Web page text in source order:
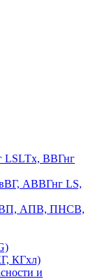
LSLTx, ВВГнг
АВВГнг LS,
АПВ, ПНСВ,
КГхл)
и